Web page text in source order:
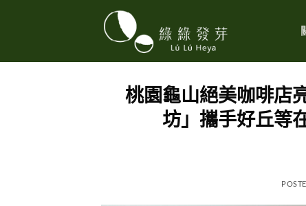
桃園龜山絕美咖啡店
坊」攜手好丘等